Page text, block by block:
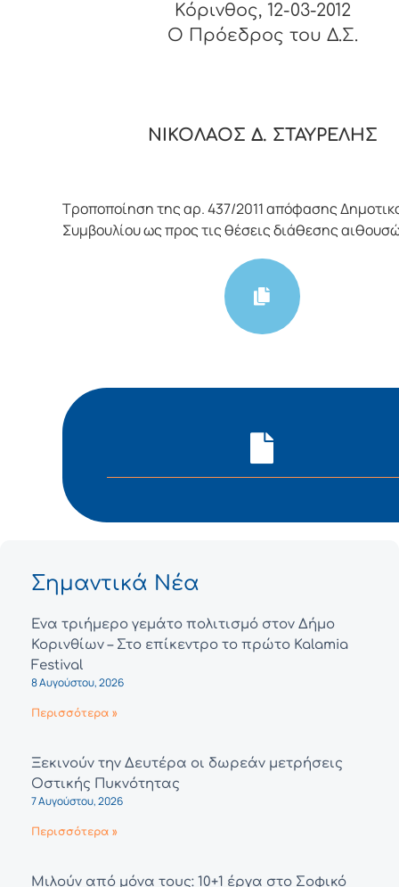
Κόρινθος, 12-03-2012
O Πρόεδρος του Δ.Σ.
ΝΙΚΟΛΑΟΣ Δ. ΣΤΑΥΡΕΛΗΣ
Τροποποίηση της αρ. 437/2011 απόφασης
Συμβουλίου ως προς τις θέσεις διάθεσης
Σημαντικά Νέα
Ένα τριήμερο γεμάτο πολιτισμό στον Δήμο
Κορινθίων – Στο επίκεντρο το πρώτο Kalamia
Festival
8 Αυγούστου, 2026
Περισσότερα »
Ξεκινούν την Δευτέρα οι δωρεάν μετρήσεις
Οστικής Πυκνότητας
7 Αυγούστου, 2026
Περισσότερα »
Μιλούν από μόνα τους: 10+1 έργα στο Σοφικό